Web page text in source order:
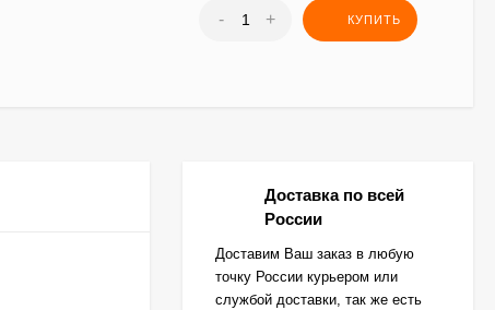
- + КУПИТЬ
Доставка по всей
России
Доставим Ваш заказ в любую
точку России курьером или
службой доставки, так же есть